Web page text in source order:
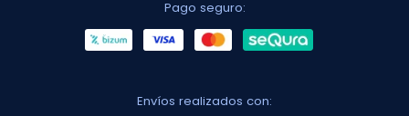
Pago seguro:
Envíos realizados con: